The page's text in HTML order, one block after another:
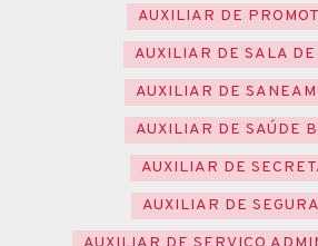
AUXILIAR DE
AUXILIAR DE SALA DE
AUXILIAR DE
AUXILIAR DE SAÚDE
AUXILIAR DE
AUXILIAR DE